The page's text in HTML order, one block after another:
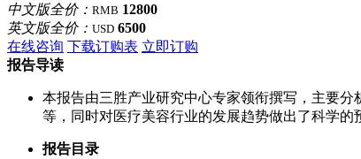
中文版全价： RMB 12800
英文版全价： USD 6500
在线咨询 下载订购表 立即订购
报告导读
本报告由三胜产业研究中心专家领衔撰写，主要
等，同时对医疗美容行业的发展趋势做出了科学的
报告目录